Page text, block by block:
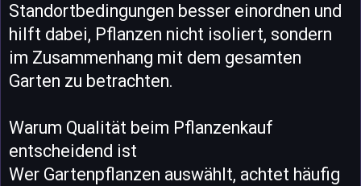
Standortbedingungen besser einordnen und
hilft dabei, Pflanzen nicht isoliert, sondern
im Zusammenhang mit dem gesamten
Garten zu betrachten.
Warum Qualität beim Pflanzenkauf
entscheidend ist
Wer Gartenpflanzen auswählt, achtet häufig